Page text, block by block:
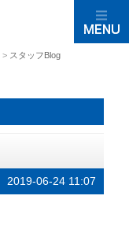
> スタッフBlog
2019-06-24 11:07